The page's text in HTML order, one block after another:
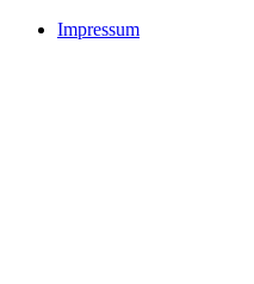
Impressum